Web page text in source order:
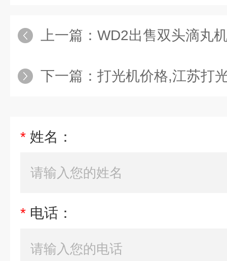
上一篇： WD2出售双头滴丸
下一篇： 打光机价格,江苏打
* 姓名：
* 电话：